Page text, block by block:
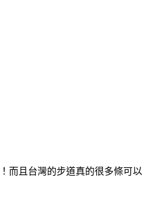
而且台灣的步道真的很多條可以